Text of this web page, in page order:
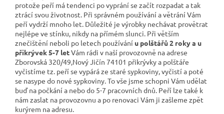
protože peří má tendenci po vyprání se začít rozpadat a tak
ztrácí svou životnost. Při správném používání a větrání Vám
peří vydrží mnoho let. Důležité je výrobky nechávat provětrat
nejlépe ve stínku, nikdy na přímém slunci. Při větším
znečištění neboli po letech používání u polštářů 2 roky a u
přikrývek 5-7 letVám rádi v naší provozovně na adrese
Zborovská 320/49,Nový Jičín 74101 přikrývky a polštáře
vyčistíme tz. peří se vypárá ze staré sypkoviny, vyčistí a poté
se nasype do nové sypkoviny. To vše jsme schopni Vám udělat
buď na počkání a nebo do 5-7 pracovních dnů. Peří lze také k
nám zaslat na provozovnu a po renovaci Vám ji zašleme zpět
kurýrem na adresu.